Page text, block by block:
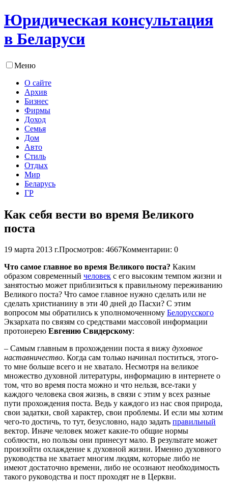
Юридическая консультация
в Беларуси
Меню
О сайте
Архив
Бизнес
Фирмы
Доход
Семья
Дом
Авто
Стиль
Отдых
Мир
Беларусь
ГР
Как себя вести во время Великого
поста
19 марта 2013 г.Просмотров: 4667Комментарии: 0
Что самое главное во время Великого поста? Каким
образом современный человек с его высоким темпом жизни и
занятостью может приблизиться к правильному переживанию
Великого поста? Что самое главное нужно сделать или не
сделать христианину в эти 40 дней до Пасхи? С этим
вопросом мы обратились к уполномоченному Белорусского
Экзархата по связям со средствами массовой информации
протоиерею Евгению Свидерскому:
– Самым главным в прохождении поста я вижу духовное
наставничество. Когда сам только начинал поститься, этого-
то мне больше всего и не хватало. Несмотря на великое
множество духовной литературы, информацию в интернете о
том, что во время поста можно и что нельзя, все-таки у
каждого человека своя жизнь, в связи с этим у всех разные
пути прохождения поста. Ведь у каждого из нас своя природа,
свои задатки, свой характер, свои проблемы. И если мы хотим
чего-то достичь, то тут, безусловно, надо задать правильный
вектор. Иначе человек может какие-то общие нормы
соблюсти, но пользы они принесут мало. В результате может
произойти охлаждение к духовной жизни. Именно духовного
руководства не хватает многим людям, которые либо не
имеют достаточно времени, либо не осознают необходимость
такого руководства и пост проходят не в Церкви.